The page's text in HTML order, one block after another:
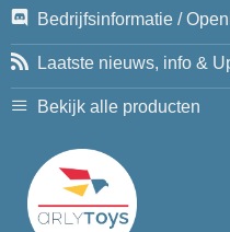
Bedrijfsinformatie /
Laatste nieuws, info &
Bekijk alle producten